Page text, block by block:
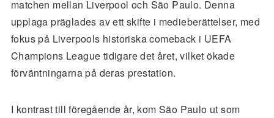
matchen mellan Liverpool och São Paulo. Denna
upplaga präglades av ett skifte i medieberättelser, med
fokus på Liverpools historiska comeback i UEFA
Champions League tidigare det året, vilket ökade
förväntningarna på deras prestation.
I kontrast till föregående år, kom São Paulo ut som